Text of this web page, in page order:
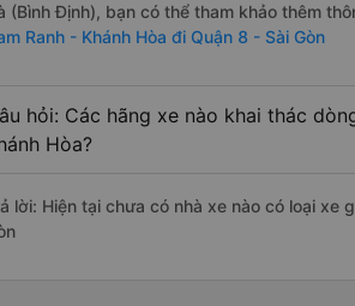
(Bình Định), bạn có thể tham khảo thêm
Ranh - Khánh Hòa đi Quận 8 - Sài Gòn
hỏi: Các hãng xe nào khai thác
Hòa?
lời: Hiện tại chưa có nhà xe nào có loại xe